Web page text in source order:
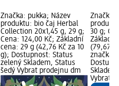
Značka: pukka; Název
produktu: bio čaj Herbal
Collection 20x1,45 g, 29 g;
Cena: 124,00 Kč; Základní
cena: 29 g (42,76 Kč za 10
g); Dostupnost: Status
zelený Skladem, Status
šedý Vybrat prodejnu dm
Značka:
30 g;
Základní
(79,67
značka
Vybrat